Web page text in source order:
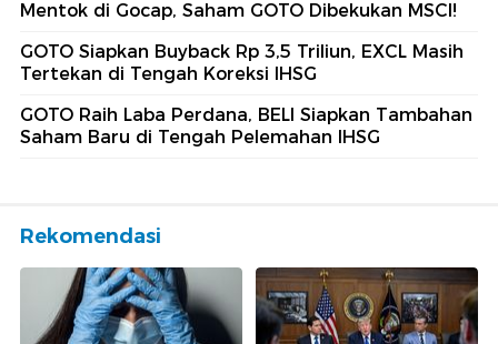
Mentok di Gocap, Saham GOTO Dibekukan MSCI!
GOTO Siapkan Buyback Rp 3,5 Triliun, EXCL Masih
Tertekan di Tengah Koreksi IHSG
GOTO Raih Laba Perdana, BELI Siapkan Tambahan
Saham Baru di Tengah Pelemahan IHSG
Rekomendasi